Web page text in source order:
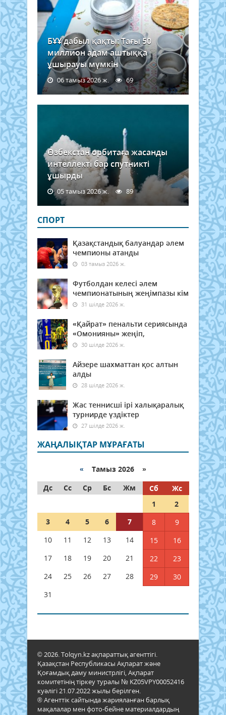
БҰҰ дабыл қақты: Тағы 50
миллион адам аштыққа
ұшырауы мүмкін
06 тамыз 2026 ж. 69
Өзбекстан орбитаға жасанды
интеллекті бар спутникті
ұшырды
05 тамыз 2026 ж. 89
СПОРТ
Қазақстандық балуандар әлем
чемпионы атанды
03 тамыз 2026 ж.
Футболдан келесі әлем
чемпионатының жеңімпазы кім
31 шілде 2026 ж.
«Қайрат» пенальти сериясында
«Омонияны» жеңіп,
30 шілде 2026 ж.
Айзере шахматтан қос алтын
алды
28 шілде 2026 ж.
Жас теннисші ірі халықаралық
турнирде үздіктер
27 шілде 2026 ж.
ЖАҢАЛЫҚТАР МҰРАҒАТЫ
« Тамыз 2026 »
Дс
Сс Ср Бс Жм Сб
Жс
1
2
3
4 5 6 7 8
9
10
11 12 13 14 15
16
17
18 19 20 21 22
23
24
25 26 27 28 29
30
31
© 2026. Tolqyn.kz ақпараттық агенттігі.
Қазақстан Республикасы Ақпарат және
Қоғамдық даму министрлігі, Ақпарат
комитетінің тіркеу туралы № KZ05VPY00052416
куәлігі 21.07.2022 жылы берілген.
® Агенттік сайтында жарияланған барлық
мақалалар мен фото-бейне материалдардың